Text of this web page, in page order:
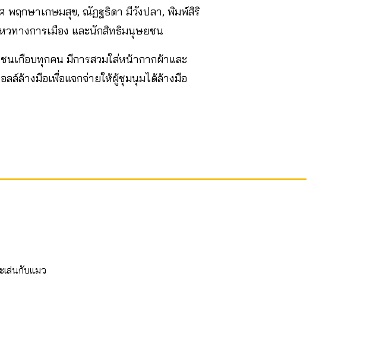
พฤกษาเกษมสุข, ณัฏฐธิดา มีวังปลา, พิมพ์สิริ
วทางการเมือง และนักสิทธิมนุษยชน
เกือบทุกคน มีการสวมใส่หน้ากากผ้าและ
ล์ล้างมือเพื่อแจกจ่ายให้ผู้ชุมนุมได้ล้างมือ
เล่นกับแมว